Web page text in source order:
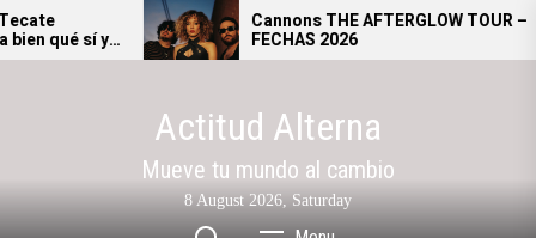
Skip
to
qué sí y
al festival.
Cannons THE AFTERGLOW TOUR –
FECHAS 2026
Actitud Alterna
Mueve tu mundo al cambio
8 August 2026, Saturday